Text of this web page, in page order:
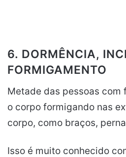
6. DORMÊNCIA,
FORMIGAMENTO
Metade das pessoas com
o corpo formigando nas
corpo, como braços,
Isso é muito conhecido